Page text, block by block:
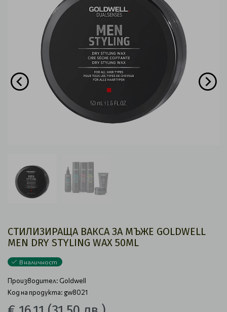
СТИЛИЗИРАЩА ВАКСА ЗА МЪЖЕ GOLDWELL
MEN DRY STYLING WAX 50ML
В наличност
Производител: Goldwell
Код на продукта: gw8021